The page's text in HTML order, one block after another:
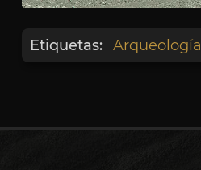
Etiquetas: Arqueología